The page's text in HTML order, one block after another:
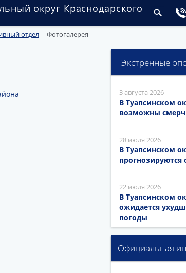
округ Краснодарского
отдел Фотогалерея
Экстренные
3 августа 2026
В Туапсинском
возможны
28 июля 2026
В Туапсинском
прогнозируются
22 июля 2026
В Туапсинском
ожидается
погоды
Официальная